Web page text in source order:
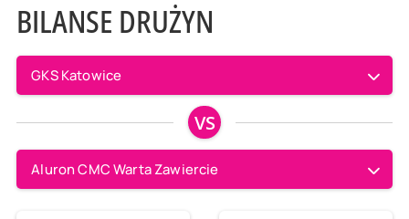
BILANSE DRUŻYN
GKS Katowice
VS
Aluron CMC Warta Zawiercie